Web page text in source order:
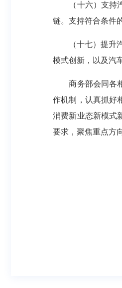
（十六）支
链。支持符合条件
（十七）提
模式创新，以及汽
商务部会同各
作机制，认真抓好
消费新业态新模式
要求，聚焦重点方